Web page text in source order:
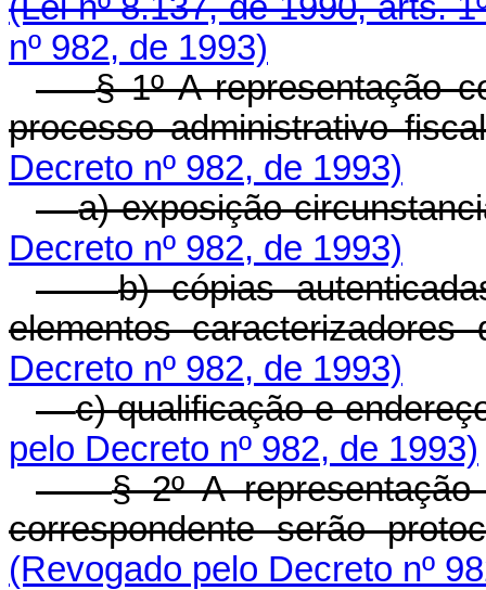
nº 982, de 1993)
§ 1º A representação
processo administrativo
Decreto nº 982, de 1993)
a) exposição
Decreto nº 982, de 1993)
b) cópias
elementos caracterizadores
Decreto nº 982, de 1993)
c) qualificação e
pelo Decreto nº 982, de 1993)
§ 2º A
correspondente serão
(Revogado pelo Decreto nº